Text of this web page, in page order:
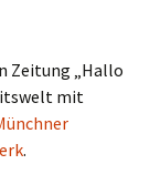
Zeitung „Hallo
mit
.